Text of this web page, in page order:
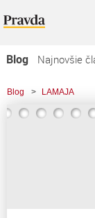
Blog
Najnovšie
Najčítanejšie články
Blog > LAMAJA
> Ako som sa snažila